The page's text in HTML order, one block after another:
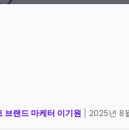
브랜드 마케터 이기원 | 2025년 8